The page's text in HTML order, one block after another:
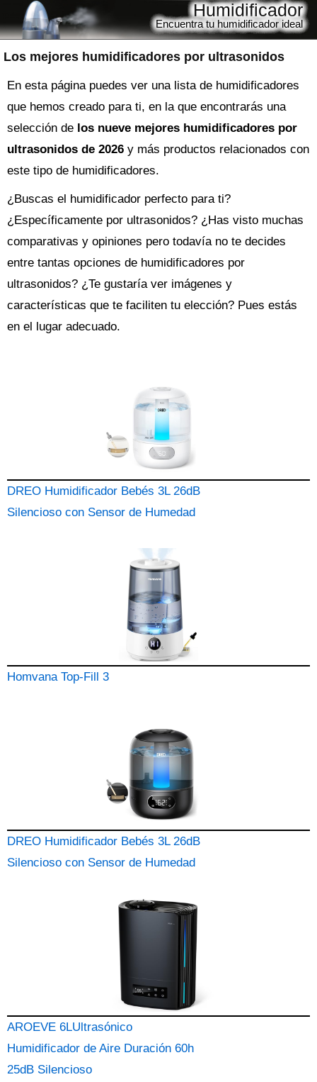
Los mejores humidificadores por ultrasonidos
Humidificador
Encuentra tu humidificador ideal
En esta página puedes ver una lista de humidificadores
que hemos creado para ti, en la que encontrarás una
selección de los nueve mejores humidificadores por
ultrasonidos de 2026 y más productos relacionados con
este tipo de humidificadores.
¿Buscas el humidificador perfecto para ti?
¿Específicamente por ultrasonidos? ¿Has visto muchas
comparativas y opiniones pero todavía no te decides
entre tantas opciones de humidificadores por
ultrasonidos? ¿Te gustaría ver imágenes y
características que te faciliten tu elección? Pues estás
en el lugar adecuado.
DREO Humidificador Bebés 3L 26dB
Silencioso con Sensor de Humedad
Homvana Top-Fill 3
DREO Humidificador Bebés 3L 26dB
Silencioso con Sensor de Humedad
AROEVE 6LUltrasónico
Humidificador de Aire Duración 60h
25dB Silencioso